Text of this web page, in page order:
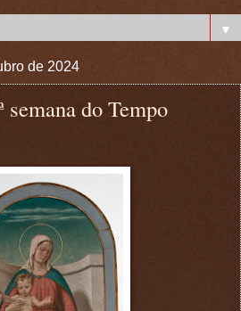
▼
de 2024
semana do Tempo